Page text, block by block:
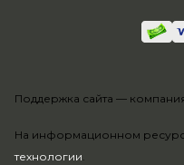
На информационном
технологии.
Поддержка сайта —